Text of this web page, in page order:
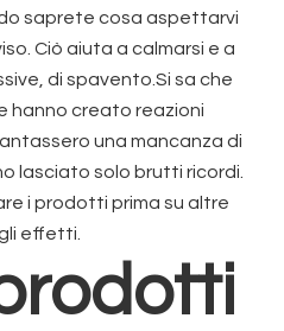
saprete cosa aspettarvi
Ciò aiuta a calmarsi e a
di spavento.Si sa che
hanno creato reazioni
una mancanza di
lasciato solo brutti ricordi.
i prodotti prima su altre
effetti.